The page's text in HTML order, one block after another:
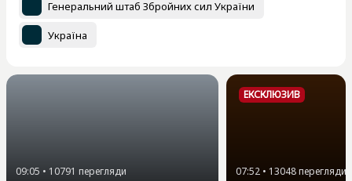
Генеральний штаб Збройних сил України
Україна
09:05 • 10791 перегляди
ЕКСКЛЮЗИВ
07:52 • 13048перегляди